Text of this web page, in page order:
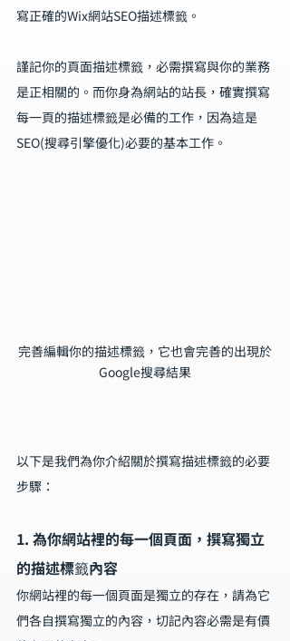
寫正確的Wix網站SEO描述標籤。
謹記你的頁面描述標籤，必需撰寫與你的業務
是正相關的。而你身為網站的站長，確實撰寫
每一頁的描述標籤是必備的工作，因為這是
SEO(搜尋引擎優化)必要的基本工作。
完善編輯你的描述標籤，它也會完善的出現於
Google搜尋結果
以下是我們為你介紹關於撰寫描述標籤的必要
步驟：
1. 為你網站裡的每一個頁面，撰寫獨立
的描述標籤內容
你網站裡的每一個頁面是獨立的存在，請為它
們各自撰寫獨立的內容，切記內容必需是有價